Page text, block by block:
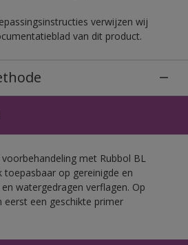
verwijzen wij
van dit product.
met Rubbol BL
toepasbaar op gereinigde en
watergedragen verflagen. Op
een geschikte primer